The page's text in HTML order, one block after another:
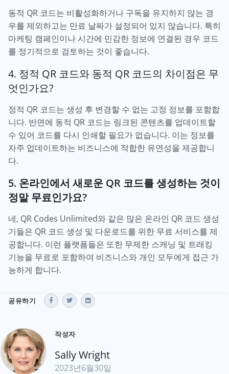
동적 QR 코드는 비활성화하거나 구독을 유지하지 않는 경
우를 제외하고는 만료 날짜가 설정되어 있지 않습니다. 특히
마케팅 캠페인이나 시간에 민감한 정보에 연결된 경우 코드
를 정기적으로 검토하는 것이 좋습니다.
4. 정적 QR 코드와 동적 QR 코드의 차이점은 무
엇인가요?
정적 QR 코드는 생성 후 변경할 수 없는 고정 정보를 포함합
니다. 반면에 동적 QR 코드는 링크된 콘텐츠를 업데이트할
수 있어 코드를 다시 인쇄할 필요가 없습니다. 이는 정보를
자주 업데이트하는 비즈니스에 적합한 유연성을 제공합니
다.
5. 온라인에서 새로운 QR 코드를 생성하는 것이
정말 무료인가요?
네, QR Codes Unlimited와 같은 많은 온라인 QR 코드 생성
기들은 QR 코드 생성 및 다운로드를 위한 무료 서비스를 제
공합니다. 이런 플랫폼들은 또한 무제한 스캐닝 및 트래킹
기능을 무료로 포함하여 비즈니스와 개인 모두에게 접근 가
능하게 합니다.
공유하기
작성자
Sally Wright
2023년6월30일